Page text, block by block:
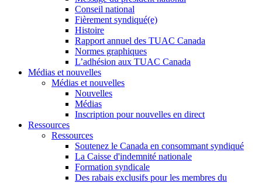
Conseil national
Fièrement syndiqué(e)
Histoire
Rapport annuel des TUAC Canada
Normes graphiques
L’adhésion aux TUAC Canada
Médias et nouvelles
Médias et nouvelles
Nouvelles
Médias
Inscription pour nouvelles en direct
Ressources
Ressources
Soutenez le Canada en consommant syndiqué
La Caisse d'indemnité nationale
Formation syndicale
Des rabais exclusifs pour les membres du